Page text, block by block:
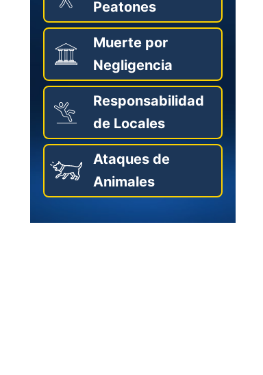
Peatones
Muerte por
Negligencia
Responsabilidad
de Locales
Ataques de
Animales